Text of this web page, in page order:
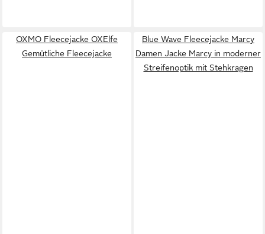
OXMO Fleecejacke OXElfe
Gemütliche Fleecejacke
Blue Wave Fleecejacke Marcy
Damen Jacke Marcy in moderner
Streifenoptik mit Stehkragen